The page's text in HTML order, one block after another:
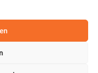
Alle Rechte vorbehalten.